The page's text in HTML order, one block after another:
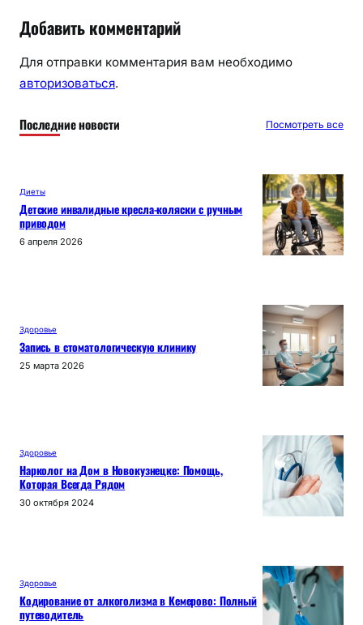
Добавить комментарий
Для отправки комментария вам необходимо
авторизоваться.
Последние новости Посмотреть все
Диеты
Детские инвалидные кресла-коляски с ручным
приводом
6 апреля 2026
Здоровье
Запись в стоматологическую клинику
25 марта 2026
Здоровье
Нарколог на Дом в Новокузнецке: Помощь,
Которая Всегда Рядом
30 октября 2024
Здоровье
Кодирование от алкоголизма в Кемерово: Полный
путеводитель